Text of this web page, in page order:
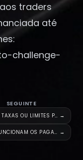
traders
até
challenge-
SEGUINTE
EXISTEM TAXAS OU LIMITES PARA →
COMO FUNCIONAM OS PAGAMENTOS D →